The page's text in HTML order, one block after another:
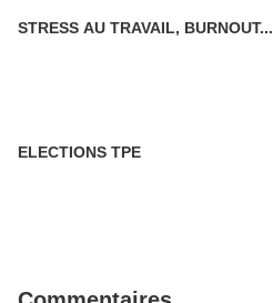
STRESS AU TRAVAIL, BURNOUT...
ELECTIONS TPE